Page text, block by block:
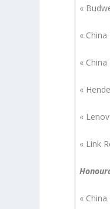
«
«
«
«
«
« Link
«